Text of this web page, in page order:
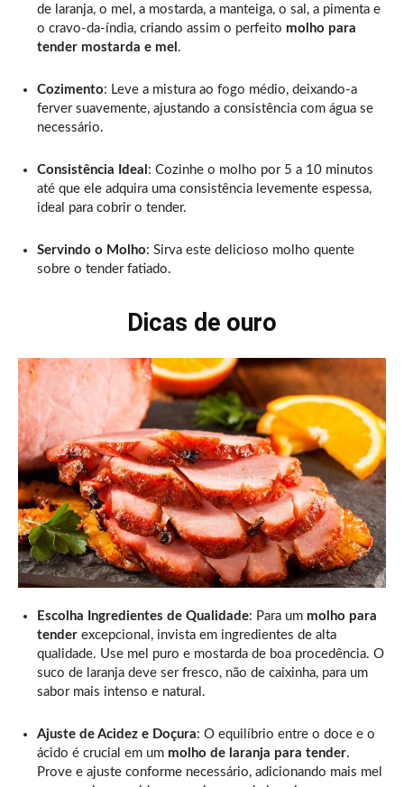
de laranja, o mel, a mostarda, a manteiga, o sal, a pimenta e
o cravo-da-índia, criando assim o perfeito molho para
tender mostarda e mel .
Cozimento: Leve a mistura ao fogo médio, deixando-a
ferver suavemente, ajustando a consistência com água se
necessário.
Consistência Ideal : Cozinhe o molho por 5 a 10 minutos
até que ele adquira uma consistência levemente espessa,
ideal para cobrir o tender.
Servindo o Molho: Sirva este delicioso molho quente
sobre o tender fatiado.
Dicas de ouro
Escolha Ingredientes de Qualidade: Para um molho para
tender excepcional, invista em ingredientes de alta
qualidade. Use mel puro e mostarda de boa procedência. O
suco de laranja deve ser fresco, não de caixinha, para um
sabor mais intenso e natural.
Ajuste de Acidez e Doçura: O equilíbrio entre o doce e o
ácido é crucial em um molho de laranja para tender.
Prove e ajuste conforme necessário, adicionando mais mel